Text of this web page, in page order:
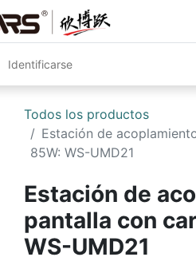
Identificarse
Todos los productos
Estación de
85W: WS-UMD21
Estación de
pantalla con
WS-UMD21